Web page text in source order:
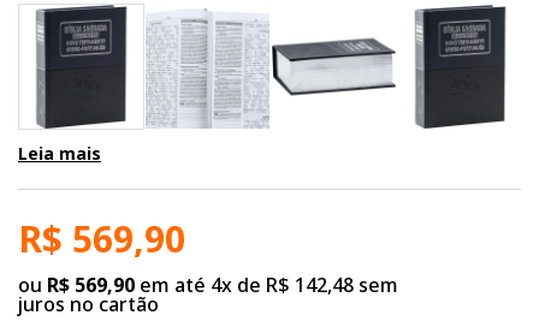
Leia mais
R$ 569,90
ou R$ 569,90 em até 4x de R$ 142,48 sem
juros no cartão